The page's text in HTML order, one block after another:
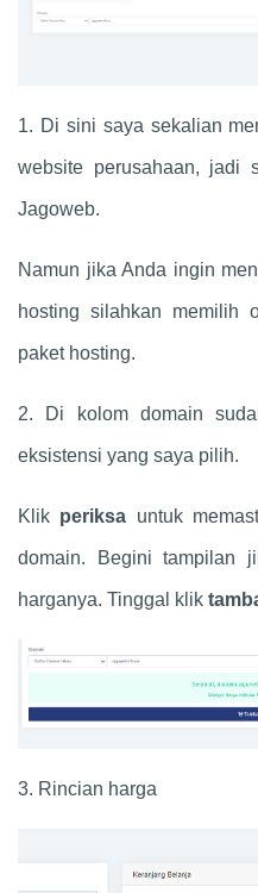
1. Di sini saya sekalian
website perusahaan, jadi
Jagoweb.
Namun jika Anda ingin
hosting silahkan memilih
paket hosting.
2. Di kolom domain
eksistensi yang saya pilih.
Klik periksa untuk
domain. Begini tampilan
harganya. Tinggal klik
3. Rincian harga